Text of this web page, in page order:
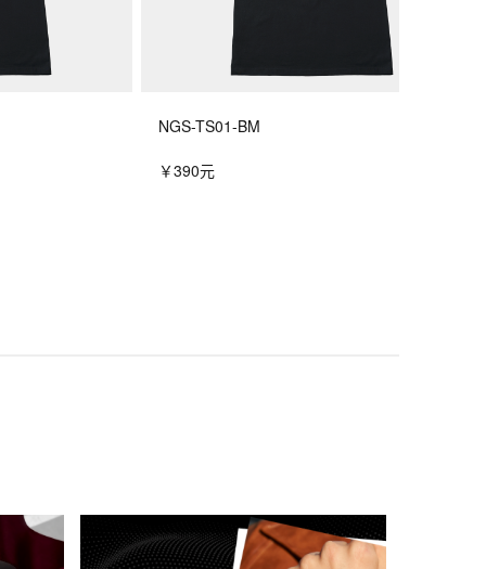
NGS-TS01-BM
￥390元